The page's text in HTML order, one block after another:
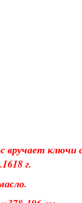
вручает ключи
г.